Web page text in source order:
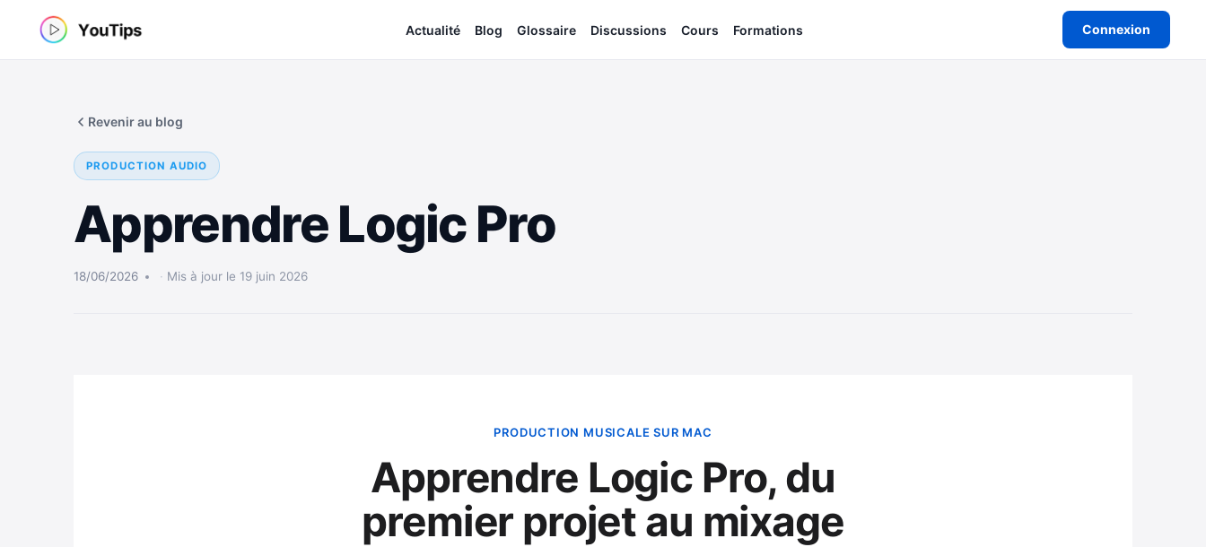
Actualité Blog Glossaire Discussions Cours Formations Connexion
Revenir au blog
PRODUCTION AUDIO
Apprendre Logic Pro
18/06/2026 Mis à jour le 19 juin 2026
PRODUCTION MUSICALE SUR MAC
Apprendre Logic Pro, du
premier projet au mixage